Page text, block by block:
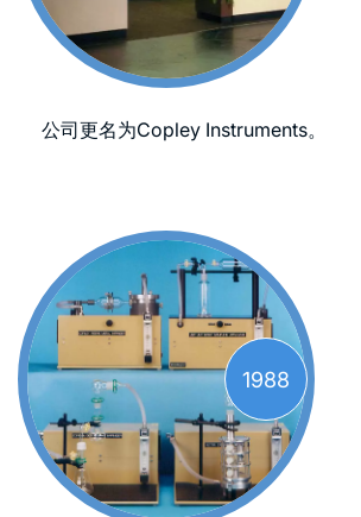
公司更名为Copley Instruments。
1988